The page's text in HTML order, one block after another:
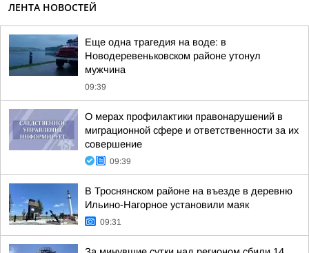
ЛЕНТА НОВОСТЕЙ
Еще одна трагедия на воде: в
Новодеревеньковском районе утонул
мужчина
09:39
О мерах профилактики правонарушений в
миграционной сфере и ответственности за их
совершение
09:39
В Троснянском районе на въезде в деревню
Ильино-Нагорное установили маяк
09:31